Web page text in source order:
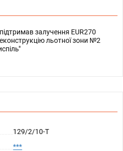
залучення EUR270
льотної зони №2
129/2/10-T
***